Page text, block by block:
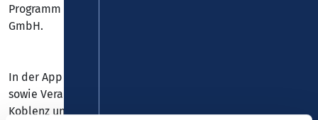
Programm der mobilen Vinothek der Koblenz-Touristik
GmbH.
In der App finden Nutzer*innen alle Events des Festivals
sowie Veranstaltungen rund um die Weinkultur, die in
Koblenz und der Region stattfinden. Zudem gibt es hier